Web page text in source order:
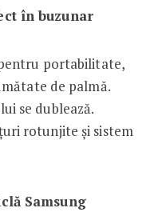
în buzunar
portabilitate,
de palmă.
se dublează.
rotunjite și sistem
Samsung